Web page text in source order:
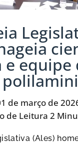
e equipe
de março de
(Ales)